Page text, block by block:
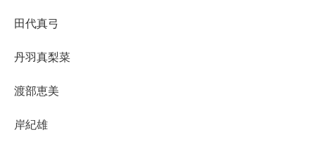
田代真弓
丹羽真梨菜
渡部恵美
岸紀雄